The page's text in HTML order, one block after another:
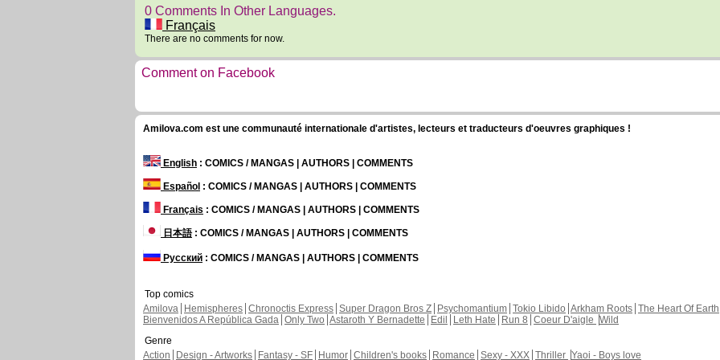
0 Comments In Other Languages.
Français
There are no comments for now.
Comment on Facebook
Amilova.com est une communauté internationale d'artistes, lecteurs et traducteurs d'oeuvres graphiques !
English : COMICS / MANGAS | AUTHORS | COMMENTS
Español : COMICS / MANGAS | AUTHORS | COMMENTS
Français : COMICS / MANGAS | AUTHORS | COMMENTS
日本語: COMICS / MANGAS | AUTHORS | COMMENTS
Русский : COMICS / MANGAS | AUTHORS | COMMENTS
Top comics
Amilova
Hemispheres Chronoctis Express Super Dragon Bros Z Psychomantium Tokio Libido Arkham Roots The Heart Of Earth
Bienvenidos A República Gada Only Two Astaroth Y Bernadette Edil Leth Hate Run 8 Coeur D'aigle Wild
Genre
Action
Design - Artworks Fantasy - SF Humor Children's books Romance Sexy - XXX Thriller Yaoi - Boys love